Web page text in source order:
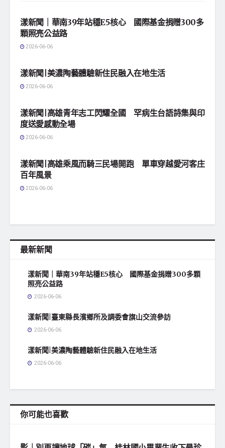
漾新聞｜華南39年站穩E5核心 國際基金捐贈300多
顆照亮公益路
2026-06-06
漾新聞|美濃陶藝體驗新住民融入在地生活
2026-06-06
漾新聞|高雄青年志工閃耀全國 罕病生台語詩集與印
度送愛感動全場
2026-06-06
漾新聞|高雄乘風而騎三民場開跑 單車穿越愛河客庄
百年風景
2026-06-06
最新新聞
漾新聞｜華南39年站穩E5核心 國際基金捐贈300多顆
照亮公益路
2026-06-06
漾新聞|臺東縣長濱鄉所及調委會旗山交流參訪
2026-06-06
漾新聞|美濃陶藝體驗新住民融入在地生活
2026-06-06
你可能也喜歡